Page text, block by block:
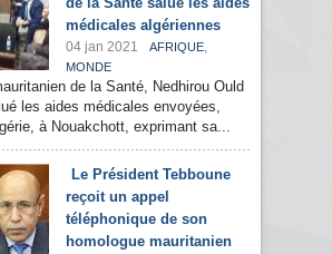
médicales algériennes
04 jan 2021 AFRIQUE,
MONDE
de la Santé, Nedhirou Ould
les aides médicales envoyées,
à Nouakchott, exprimant sa...
Le Président Tebboune
reçoit un appel
téléphonique de son
homologue mauritanien